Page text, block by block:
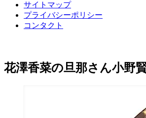
サイトマップ
プライバシーポリシー
コンタクト
花澤香菜の旦那さん小野